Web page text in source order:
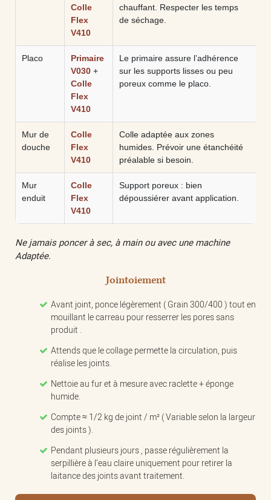
Colle
Flex
V410
chauffant. Respecter les temps
de séchage.
Placo
Primaire
V030 +
Colle
Flex
V410
Le primaire assure l’adhérence
sur les supports lisses ou peu
poreux comme le placo.
Mur de
douche
Colle
Flex
V410
Colle adaptée aux zones
humides. Prévoir une étanchéité
préalable si besoin.
Mur
enduit
Colle
Flex
V410
Support poreux : bien
dépoussiérer avant application.
Ne jamais poncer à sec, à main ou avec une machine
Adaptée.
Jointoiement
Avant joint, ponce légèrement ( Grain 300/400 ) tout en
mouillant le carreau pour resserrer les pores sans
produit .
Attends que le collage permette la circulation, puis
réalise les joints.
Nettoie au fur et à mesure avec raclette + éponge
humide.
Compte ≈ 1/2 kg de joint / m² ( Variable selon la largeur
des joints ).
Pendant plusieurs jours , passe régulièrement la
serpillière à l’eau claire uniquement pour retirer la
laitance des joints avant traitement.